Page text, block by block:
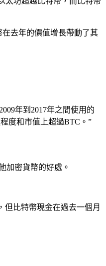
去年的價值增長帶動了其
年到2017年之間使用的
度和市值上超過BTC。”
加密貨幣的好處。
但比特幣現金在過去一個月